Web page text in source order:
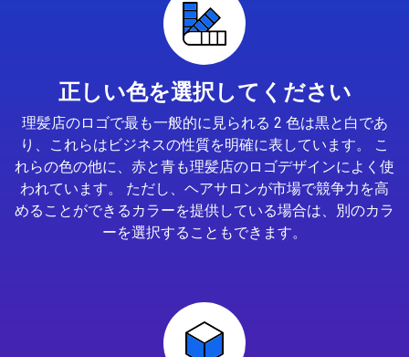
正しい色を選択してください
理髪店のロゴで最も一般的に見られる 2 色は黒と白であ
り、これらはビジネスの性質を明確に表しています。 こ
れらの色の他に、赤と青も理髪店のロゴデザインによく使
われています。 ただし、ヘアサロンが市場で競争力を高
めることができるカラーを提供している場合は、別のカラ
ーを選択することもできます。